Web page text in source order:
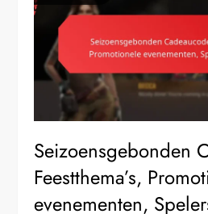
Seizoensgebonden
Feestthema’s,
evenementen,